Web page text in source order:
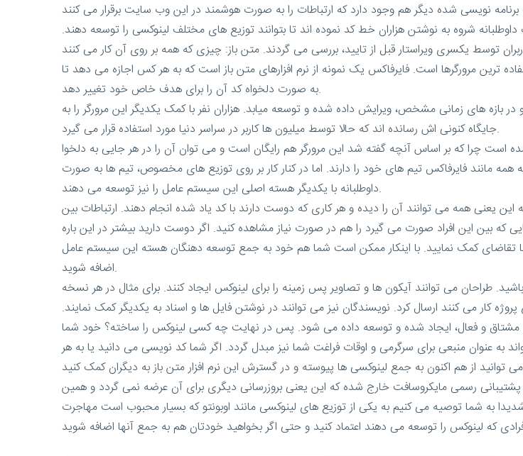
شروه به نوشتن هزاران خط کد نموده اند تا بتوانند توزیع های مختلف لینوکسی را توسعه دهند.
توسط یکسری ویراستار قبل از تایید، بررسی می گردند. متن باز: چیزی که همه بر روی آن کار می کنند
ترین مرورگرها است. فایرفاکس یک نمونه از نرم افزارهای متن باز است که به هر کس اجازه می دهد تا
به صورت دلخواه کد آن را برای هدف خاص خود تغییر دهد.
بازه های زمانی مشخص، ویرایش داده شده و توسعه میابد. هزاران نفر با کمک یکدیگر این مرورگر را به
جایگاه کنونی ‌اش رسانده اند که حالا توسط میلیون ها کاربر در سراسر دنیا مورد استفاده قرار می گیرد.
چرا که بر اساس آنچه گفته شد این مرورگر هم رایگان است و می توان آن را در هر جایی به دلخوا
مانند فایرفاکس تیم های خود را دارند. اما در کنار کار بر روی توزیع های مخصوص، تیم ها به صورت
داوطلبانه با یکدیگر هسته اصلی این سیستم عامل را نیز توسعه می دهند.
یعنی همه می توانند آن را دیده و هر کاری که دوست دارند با کد یاد شده انجام دهند. ارتباطات بین
بین این افراد صورت می گیرد را هم در صورت نیاز مشاهده کنید. اگر دوست دارید بیشتر در این باره
تقاضای کمک نمایید. با اینکار ممکن است شما هم خود به جمع توسعه دهنگان هسته این سیستم عامل
اضافه شوید.
طراحان می توانند آیکون ها و تصاویر پس زمینه را برای لینوکس ایجاد کنند. برای مثال در هر نسخه
کار می کنند ارسال کرد. نویسندگان نیز می توانند در نوشتن فایل ها و اسناد به یکدیگر کمک نمایند.
عنوان منبعی برای سرگرمی و اوقات فراغت شما نیز مبدل گردد. اگر شما کد نویسی می دانید یا به هر
رسمی مایکروسافت خارج شده که این یعنی بروزرسانی دیگری برای آن عرضه نمی گردد و همین
به شما توصیه می کنیم به یکی از توزیع های لینوکسی مانند اوبونتو که بسیار محبوب است مهاجرت